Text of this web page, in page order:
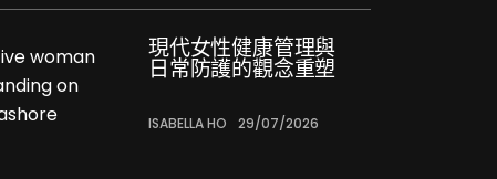
現代女性健康管理與
日常防護的觀念重塑
ISABELLA HO 29/07/2026